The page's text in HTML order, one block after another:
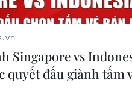
Singapore vs
quyết đấu giành tấm